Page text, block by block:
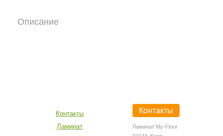
Описание
Контакты
Ламинат My-Floor
Контакты
Ламинат